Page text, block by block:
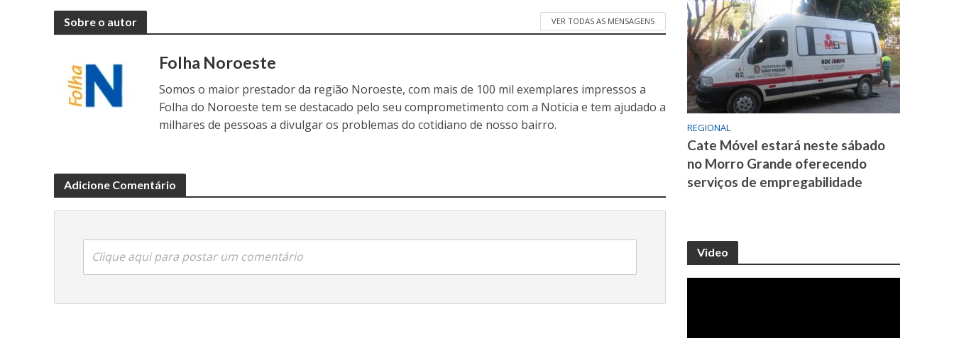
Sobre o autor VER TODAS AS MENSAGENS
Folha Noroeste
Somos o maior prestador da região Noroeste, com mais de 100 mil exemplares impressos a
Folha do Noroeste tem se destacado pelo seu comprometimento com a Noticia e tem ajudado a
milhares de pessoas a divulgar os problemas do cotidiano de nosso bairro.
Adicione Comentário
Clique aqui para postar um comentário
REGIONAL
Cate Móvel estará neste sábado
no Morro Grande oferecendo
serviços de empregabilidade
Video